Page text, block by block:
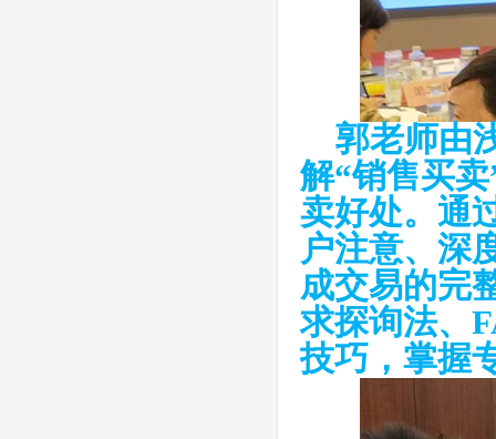
郭老师由
解“销售买卖
卖好处。通
户注意、深
成交易的完
求探询法、
技巧，掌握